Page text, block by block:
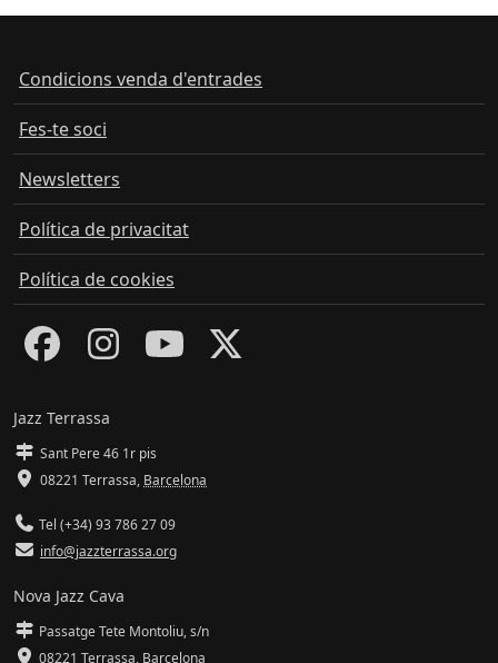
Condicions venda d'entrades
Fes-te soci
Newsletters
Política de privacitat
Política de cookies
Jazz Terrassa
Sant Pere 46 1r pis
08221 Terrassa, Barcelona
Tel (+34) 93 786 27 09
info@jazzterrassa.org
Nova Jazz Cava
Passatge Tete Montoliu, s/n
08221 Terrassa, Barcelona